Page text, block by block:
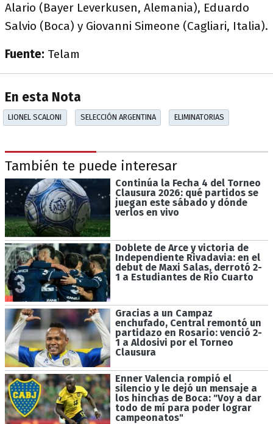
Alario (Bayer Leverkusen, Alemania), Eduardo
Salvio (Boca) y Giovanni Simeone (Cagliari, Italia).
Fuente: Telam
En esta Nota
LIONEL SCALONI SELECCIÓN ARGENTINA ELIMINATORIAS
También te puede interesar
Continúa la Fecha 4 del Torneo
Clausura 2026: qué partidos se
juegan este sábado y dónde
verlos en vivo
Doblete de Arce y victoria de
Independiente Rivadavia: en el
debut de Maxi Salas, derrotó 2-
1 a Estudiantes de Río Cuarto
Gracias a un Campaz
enchufado, Central remontó un
partidazo en Rosario: venció 2-
1 a Aldosivi por el Torneo
Clausura
Enner Valencia rompió el
silencio y le dejó un mensaje a
los hinchas de Boca: "Voy a dar
todo de mí para poder lograr
campeonatos"